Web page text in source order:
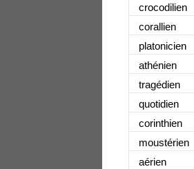
crocodilien
corallien
platonicien
athénien
tragédien
quotidien
corinthien
moustérien
aérien